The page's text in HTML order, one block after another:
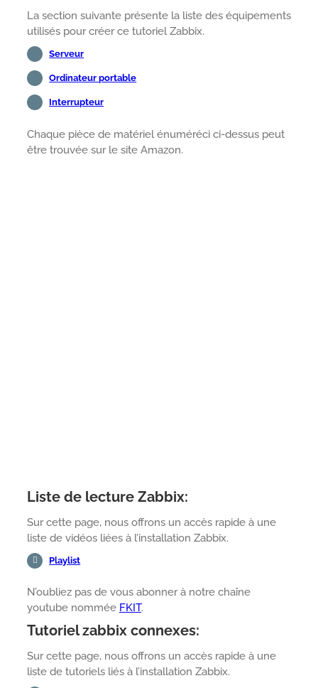
La section suivante présente la liste des équipements
utilisés pour créer ce tutoriel Zabbix.
Serveur
Ordinateur portable
Interrupteur
Chaque pièce de matériel énuméréci ci-dessus peut
être trouvée sur le site Amazon.
Liste de lecture Zabbix:
Sur cette page, nous offrons un accès rapide à une
liste de vidéos liées à l’installation Zabbix.
Playlist
N’oubliez pas de vous abonner à notre chaîne
youtube nommée FKIT.
Tutoriel zabbix connexes:
Sur cette page, nous offrons un accès rapide à une
liste de tutoriels liés à l’installation Zabbix.